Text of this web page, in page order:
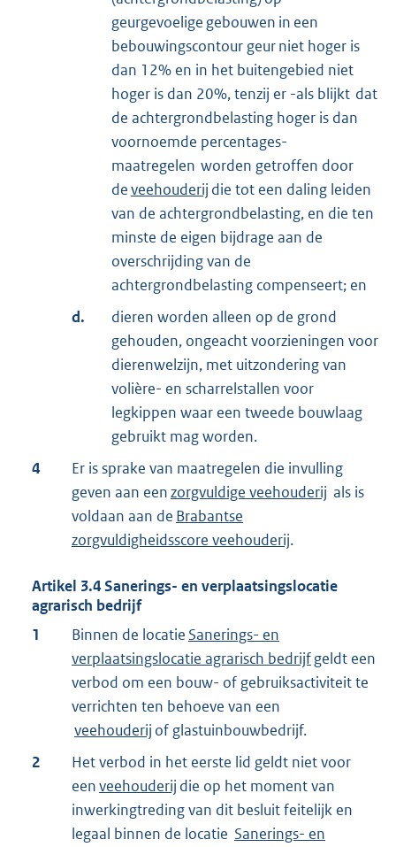
geurgevoelige gebouwen in een
bebouwingscontour geur niet hoger is
dan 12% en in het buitengebied niet
hoger is dan 20%, tenzij er -als blijkt dat
de achtergrondbelasting hoger is dan
voornoemde percentages-
maatregelen worden getroffen door
deveehouderij die tot een daling leiden
van de achtergrondbelasting, en die ten
minste de eigen bijdrage aan de
overschrijding van de
achtergrondbelasting compenseert; en
d.
dieren worden alleen op de grond
gehouden, ongeacht voorzieningen voor
dierenwelzijn, met uitzondering van
volière- en scharrelstallen voor
legkippen waar een tweede bouwlaag
gebruikt mag worden.
4
Er is sprake van maatregelen die invulling
geven aan eenzorgvuldige veehouderij als is
voldaan aan de Brabantse
zorgvuldigheidsscore veehouderij.
Artikel 3.4Sanerings- en verplaatsingslocatie
agrarisch bedrijf
1
Binnen de locatie Sanerings- en
verplaatsingslocatie agrarisch bedrijfgeldt een
verbod om een bouw- of gebruiksactiviteit te
verrichten ten behoeve van een
veehouderij of glastuinbouwbedrijf.
2
Het verbod in het eerste lid geldt niet voor
eenveehouderij die op het moment van
inwerkingtreding van dit besluit feitelijk en
legaal binnen de locatie Sanerings- en